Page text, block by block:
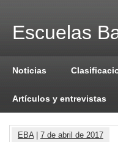
Escuelas
Noticias
Artículos y entrevistas
EBA| 7 de abril de 2017